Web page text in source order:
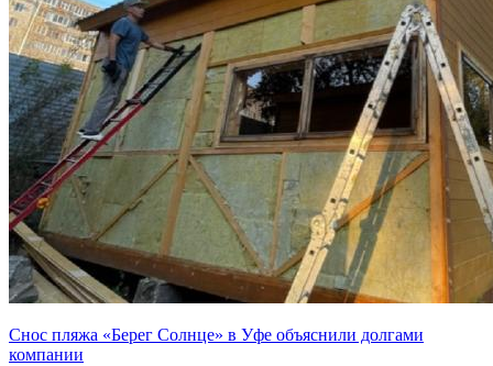
Снос пляжа «Берег Солнце» в Уфе объяснили долгами
компании